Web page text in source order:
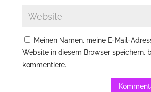
Meinen Namen, meine E-Mail-
Website in diesem Browser speichern,
kommentiere.